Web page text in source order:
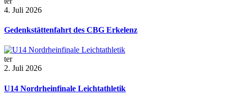
4. Juli 2026
Gedenkstättenfahrt des CBG Erkelenz
ter
2. Juli 2026
U14 Nordrheinfinale Leichtathletik